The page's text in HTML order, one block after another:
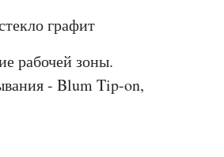
графит
рабочей зоны.
- Blum Tip-on,